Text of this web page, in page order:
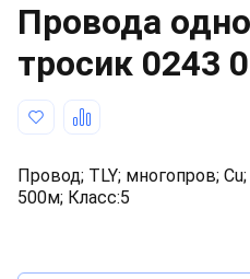
Провода
тросик 0243
Провод; TLY; многопров;
500м; Класс:5